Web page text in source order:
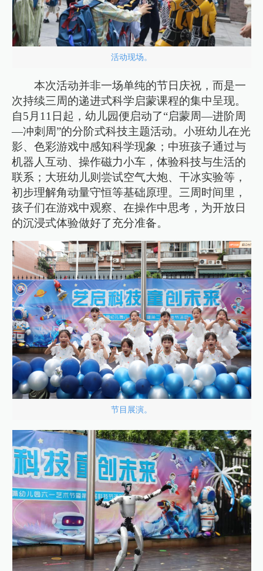
活动现场。
本次活动并非一场单纯的节日庆祝，而是一
次持续三周的递进式科学启蒙课程的集中呈现。
自5月11日起，幼儿园便启动了“启蒙周—进阶周
—冲刺周”的分阶式科技主题活动。小班幼儿在光
影、色彩游戏中感知科学现象；中班孩子通过与
机器人互动、操作磁力小车，体验科技与生活的
联系；大班幼儿则尝试空气大炮、干冰实验等，
初步理解角动量守恒等基础原理。三周时间里，
孩子们在游戏中观察、在操作中思考，为开放日
的沉浸式体验做好了充分准备。
节目展演。